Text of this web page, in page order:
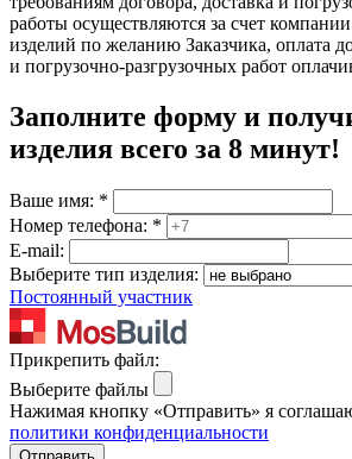
работы осуществляются за счет
изделий по желанию Заказчика, оплата
и погрузочно-разгрузочных работ
Заполните форму и
изделия всего за 8 минут!
Ваше имя: *
Номер телефона: *
E-mail:
Выберите тип изделия:
Постоянный участник
Прикрепить файл:
Выберите файлы
Нажимая кнопку «Отправить» я
политики конфиденциальности
Отправить